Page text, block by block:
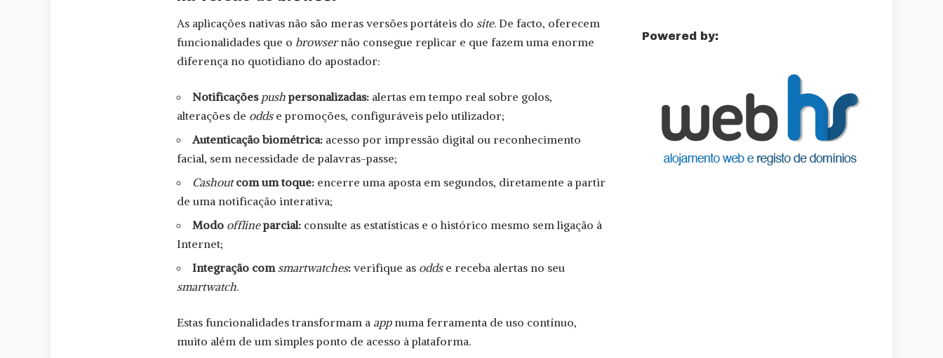
As aplicações nativas não são meras versões portáteis do site. De facto, oferecem
funcionalidades que o browsernão consegue replicar e que fazem uma enorme
diferença no quotidiano do apostador:
Notificações pushpersonalizadas: alertas em tempo real sobre golos,
alterações de oddse promoções, configuráveis pelo utilizador;
Autenticação biométrica: acesso por impressão digital ou reconhecimento
facial, sem necessidade de palavras-passe;
Cashoutcom um toque: encerre uma aposta em segundos, diretamente a partir
de uma notificação interativa;
Modo offlineparcial: consulte as estatísticas e o histórico mesmo sem ligação à
Internet;
Integração comsmartwatches: verifique as oddse receba alertas no seu
smartwatch.
Estas funcionalidades transformam a appnuma ferramenta de uso contínuo,
muito além de um simples ponto de acesso à plataforma.
Powered by: